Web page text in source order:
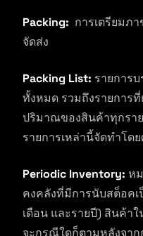
Packing: การเตรียมภ
จัดส่ง
Packing List: รายการ
ทั้งหมด รวมถึงรายการ
ปริมาณของสินค้าทุกรา
รายการเหล่านี้จัดทำโด
Periodic Inventory: ห
คงคลังที่มีการนับสต็อคเ
เดือน และรายปี) สินค้า
จะกรณีใดก็ตามหลังจา